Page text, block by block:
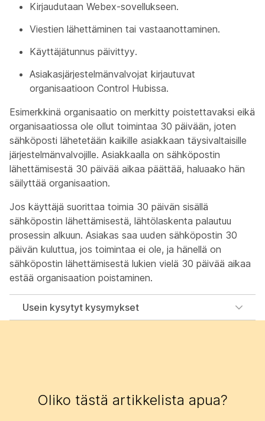
Kirjaudutaan Webex-sovellukseen.
Viestien lähettäminen tai vastaanottaminen.
Käyttäjätunnus päivittyy.
Asiakasjärjestelmänvalvojat kirjautuvat
organisaatioon Control Hubissa.
Esimerkkinä organisaatio on merkitty poistettavaksi eikä
organisaatiossa ole ollut toimintaa 30 päivään, joten
sähköposti lähetetään kaikille asiakkaan täysivaltaisille
järjestelmänvalvojille. Asiakkaalla on sähköpostin
lähettämisestä 30 päivää aikaa päättää, haluaako hän
säilyttää organisaation.
Jos käyttäjä suorittaa toimia 30 päivän sisällä
sähköpostin lähettämisestä, lähtölaskenta palautuu
prosessin alkuun. Asiakas saa uuden sähköpostin 30
päivän kuluttua, jos toimintaa ei ole, ja hänellä on
sähköpostin lähettämisestä lukien vielä 30 päivää aikaa
estää organisaation poistaminen.
Usein kysytyt kysymykset
Oliko tästä artikkelista apua?